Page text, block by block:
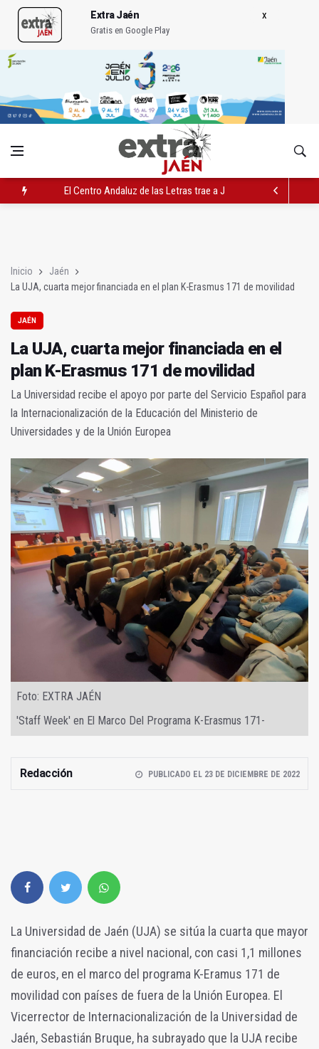
Extra Jaén
Gratis en Google Play
Roban joyas de la Virgen de la Fuensanta Coronada de
Inicio
Jaén
La UJA, cuarta mejor financiada en el plan K-Erasmus 171 de movilidad
JAÉN
La UJA, cuarta mejor financiada en el
plan K-Erasmus 171 de movilidad
La Universidad recibe el apoyo por parte del Servicio Español para
la Internacionalización de la Educación del Ministerio de
Universidades y de la Unión Europea
Foto: EXTRA JAÉN
'Staff Week' en El Marco Del Programa K-Erasmus 171-
Redacción PUBLICADO EL 23 DE DICIEMBRE DE 2022
La Universidad de Jaén (UJA) se sitúa la cuarta que mayor
financiación recibe a nivel nacional, con casi 1,1 millones
de euros, en el marco del programa K-Eramus 171 de
movilidad con países de fuera de la Unión Europea. El
Vicerrector de Internacionalización de la Universidad de
Jaén, Sebastián Bruque, ha subrayado que la UJA recibe